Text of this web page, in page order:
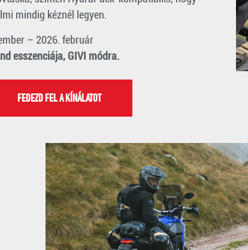
mindig kéznél legyen.
– 2026. február
esszenciája, GIVI módra.
FEDEZD FEL A KÍNÁLATOT